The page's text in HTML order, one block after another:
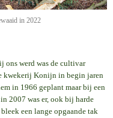
in 2022
ons werd was de cultivar
kwekerij Konijn in begin jaren
in 1966 geplant maar bij een
2007 was er, ook bij harde
een lange opgaande tak